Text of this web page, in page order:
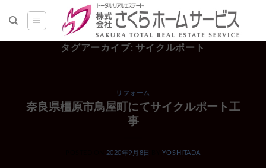
タグアーカイブ:サイクルポート
リフォーム
奈良県橿原市鳥屋町にてサイクルポート工
事
2020年9月8日 YOSHITADA